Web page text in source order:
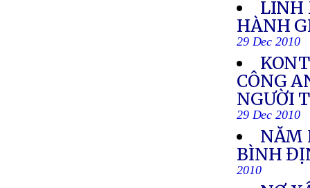
LINH
HÀNH
29 Dec 2010
CÔNG
NGƯỜI
29 Dec 2010
NĂM
BÌNH
2010